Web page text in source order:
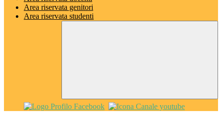
Area riservata genitori
Area riservata studenti